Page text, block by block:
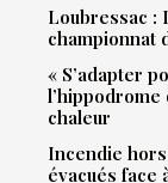
Loubressac :
championnat
« S’adapter
chaleur
Incendie
évacués face